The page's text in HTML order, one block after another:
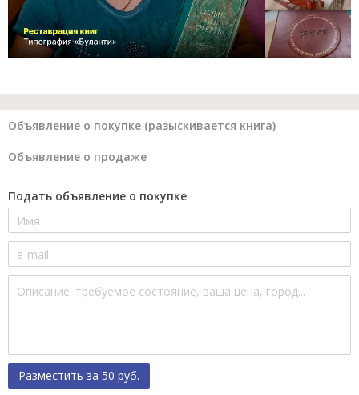
Объявление о покупке (разыскивается книга)
Объявление о продаже
Подать объявление о покупке
Разместить за 50 руб.